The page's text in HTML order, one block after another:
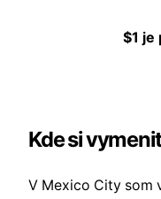
$1 je
Kde si
V Mexico City som